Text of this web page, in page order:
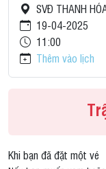
SVĐ THANH
19-04-2025
11:00
Thêm vào lịch
Khi bạn đã đặt một vé